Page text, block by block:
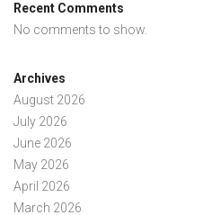
Recent Comments
No comments to show.
Archives
August 2026
July 2026
June 2026
May 2026
April 2026
March 2026